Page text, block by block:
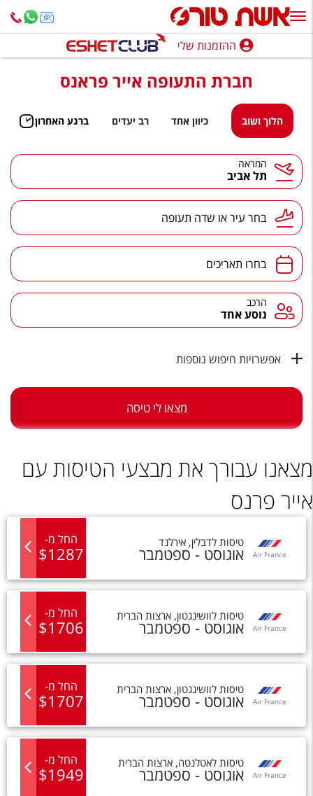
ההזמנות שלי
נופש בארץ
חופשה לפי סגנון
מלונות באילת
טיולים מאורגנים
חבילות נופש
הרגע האחרון
חבילות בריאות וספא
טיסות לחו"ל
מגזין אשת
שירות לקוחות
טופס צור קשר
נגישות
עקבו אחרינו
ההזמנות שלי
חברת התעופה אייר פראנס
הלוך ושוב כיוון אחד רב יעדים ברגע האחרון
המראה
תל אביב
בחר עיר או שדה תעופה
בחרו תאריכים
הרכב
נוסע אחד
אפשרויות חיפוש נוספות
מצאו לי טיסה
מצאנו עבורך את מבצעי הטיסות עם
אייר פרנס
Air France
טיסות לדבלין, אירלנד
אוגוסט - ספטמבר
החל מ-
$1287
Air France
טיסות לוושינגטון, ארצות הברית
אוגוסט - ספטמבר
החל מ-
$1706
Air France
טיסות לוושינגטון, ארצות הברית
אוגוסט - ספטמבר
החל מ-
$1707
Air France
טיסות לאטלנטה, ארצות הברית
אוגוסט - ספטמבר
החל מ-
$1949